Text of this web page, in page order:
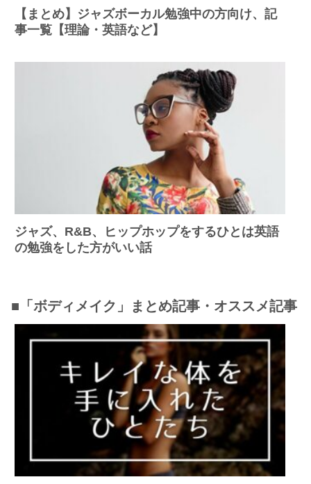
【まとめ】ジャズボーカル勉強中の方向け、記
事一覧【理論・英語など】
ジャズ、R&B、ヒップホップをするひとは英語
の勉強をした方がいい話
■「ボディメイク」まとめ記事・オススメ記事